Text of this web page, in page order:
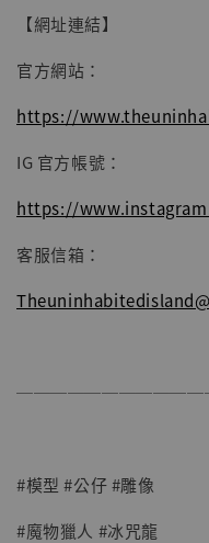
NT$ 5,300
【網址連結】
官方網站：
https://
IG 官方帳號：
https://
客服信箱：
#模型 #公仔 #雕像
#魔物獵人 #冰咒龍